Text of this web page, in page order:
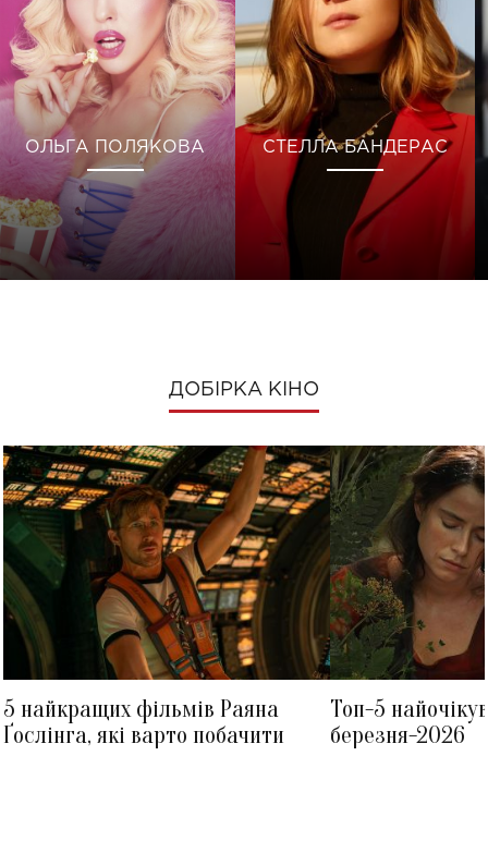
ОЛЬГА ПОЛЯКОВА СТЕЛЛА БАНДЕРАС
ДОБІРКА КІНО
5 найкращих фільмів Раяна
Ґослінга, які варто побачити
Топ-5
березня-2026